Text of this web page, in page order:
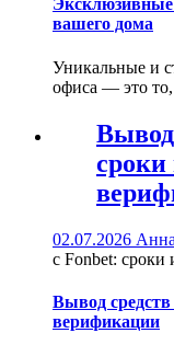
Эксклюзивные
вашего дома
Уникальные и
офиса — это то,
Вывод
02.07.2026 Анна
с Fonbet:
Вывод
верификации